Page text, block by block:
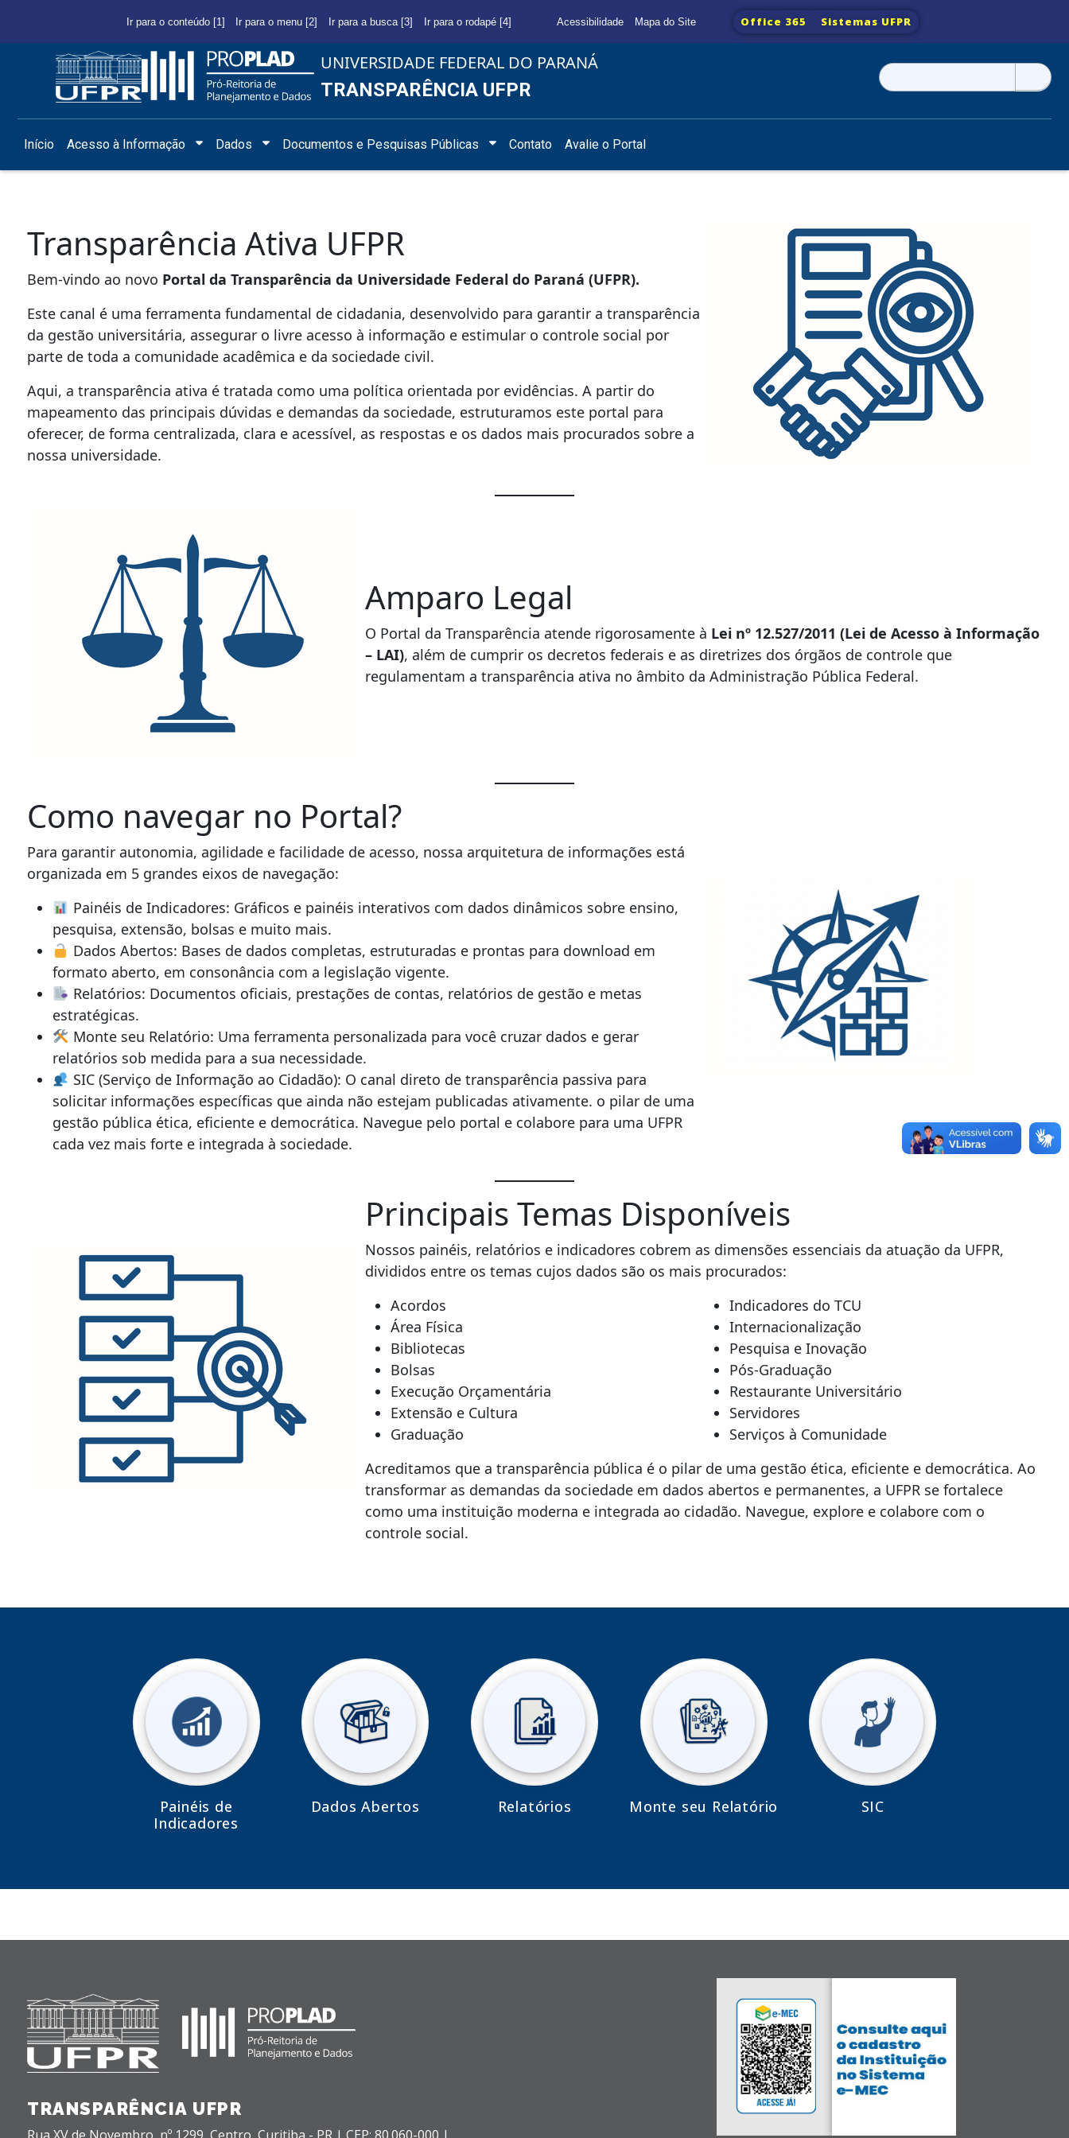
Ir para o conteúdo [1] Ir para o menu [2] Ir para a busca [3] Ir para o rodapé [4] Acessibilidade Mapa do Site Office 365 Sistemas UFPR
UNIVERSIDADE FEDERAL DO PARANÁ
TRANSPARÊNCIA UFPR
Pesquisar
por:
Início Acesso à Informação Dados Documentos e Pesquisas Públicas Contato Avalie o Portal
Transparência Ativa UFPR
Bem-vindo ao novo Portal da Transparência da Universidade Federal do Paraná (UFPR).
Este canal é uma ferramenta fundamental de cidadania, desenvolvido para garantir a transparência
da gestão universitária, assegurar o livre acesso à informação e estimular o controle social por
parte de toda a comunidade acadêmica e da sociedade civil.
Aqui, a transparência ativa é tratada como uma política orientada por evidências. A partir do
mapeamento das principais dúvidas e demandas da sociedade, estruturamos este portal para
oferecer, de forma centralizada, clara e acessível, as respostas e os dados mais procurados sobre a
nossa universidade.
Amparo Legal
O Portal da Transparência atende rigorosamente à Lei nº 12.527/2011 (Lei de Acesso à Informação
– LAI), além de cumprir os decretos federais e as diretrizes dos órgãos de controle que
regulamentam a transparência ativa no âmbito da Administração Pública Federal.
Como navegar no Portal?
Para garantir autonomia, agilidade e facilidade de acesso, nossa arquitetura de informações está
organizada em 5 grandes eixos de navegação:
Painéis de Indicadores: Gráficos e painéis interativos com dados dinâmicos sobre ensino,
pesquisa, extensão, bolsas e muito mais.
Dados Abertos: Bases de dados completas, estruturadas e prontas para download em
formato aberto, em consonância com a legislação vigente.
Relatórios: Documentos oficiais, prestações de contas, relatórios de gestão e metas
estratégicas.
Monte seu Relatório: Uma ferramenta personalizada para você cruzar dados e gerar
relatórios sob medida para a sua necessidade.
SIC (Serviço de Informação ao Cidadão): O canal direto de transparência passiva para
solicitar informações específicas que ainda não estejam publicadas ativamente. o pilar de uma
gestão pública ética, eficiente e democrática. Navegue pelo portal e colabore para uma UFPR
cada vez mais forte e integrada à sociedade.
Principais Temas Disponíveis
Nossos painéis, relatórios e indicadores cobrem as dimensões essenciais da atuação da UFPR,
divididos entre os temas cujos dados são os mais procurados:
Acordos
Área Física
Bibliotecas
Bolsas
Execução Orçamentária
Extensão e Cultura
Graduação
Indicadores do TCU
Internacionalização
Pesquisa e Inovação
Pós-Graduação
Restaurante Universitário
Servidores
Serviços à Comunidade
Acreditamos que a transparência pública é o pilar de uma gestão ética, eficiente e democrática. Ao
transformar as demandas da sociedade em dados abertos e permanentes, a UFPR se fortalece
como uma instituição moderna e integrada ao cidadão. Navegue, explore e colabore com o
controle social.
Painéis de
Indicadores
Dados Abertos Relatórios Monte seu Relatório SIC
TRANSPARÊNCIA UFPR